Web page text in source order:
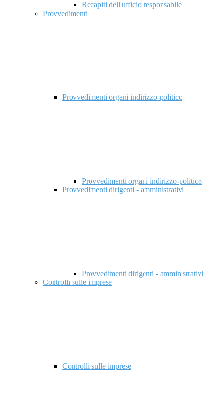
Recapiti dell'ufficio responsabile
Provvedimenti
Provvedimenti organi indirizzo-politico
Provvedimenti organi indirizzo-politico
Provvedimenti dirigenti - amministrativi
Provvedimenti dirigenti - amministrativi
Controlli sulle imprese
Controlli sulle imprese